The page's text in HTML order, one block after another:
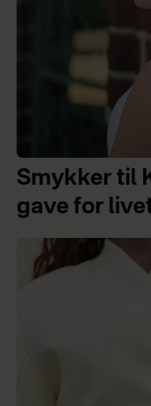
Smykker til
gave for